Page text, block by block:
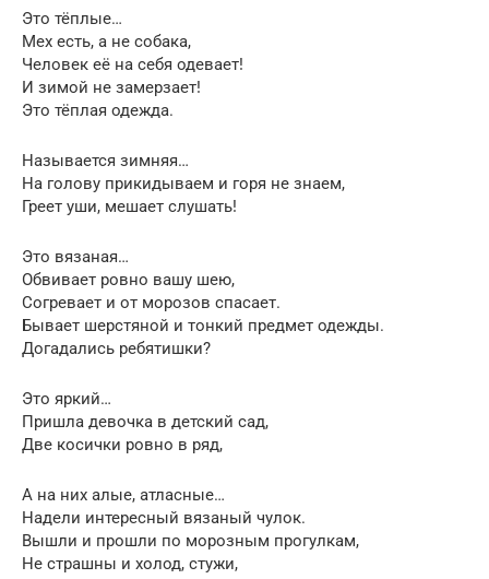
Это тёплые…
Мех есть, а не собака,
Человек её на себя одевает!
И зимой не замерзает!
Это тёплая одежда.
Называется зимняя…
На голову прикидываем и горя не знаем,
Греет уши, мешает слушать!
Это вязаная…
Обвивает ровно вашу шею,
Согревает и от морозов спасает.
Бывает шерстяной и тонкий предмет одежды.
Догадались ребятишки?
Это яркий…
Пришла девочка в детский сад,
Две косички ровно в ряд,
А на них алые, атласные…
Надели интересный вязаный чулок.
Вышли и прошли по морозным прогулкам,
Не страшны и холод, стужи,